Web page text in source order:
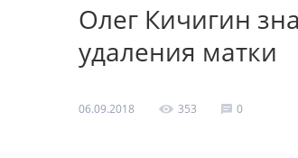
Олег Кичигин
удаления матки
06.09.2018 353 0